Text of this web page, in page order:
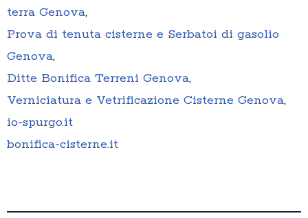
terra Genova,
Prova di tenuta cisterne e Serbatoi di gasolio
Genova,
Ditte Bonifica Terreni Genova,
Verniciatura e Vetrificazione Cisterne Genova,
io-spurgo.it
bonifica-cisterne.it